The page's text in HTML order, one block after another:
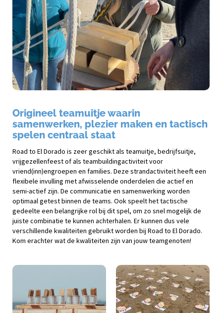
Origineel teamuitje waarin
samenwerken, plezier maken en tactisch
spelen centraal staat
Road to El Dorado is zeer geschikt als teamuitje, bedrijfsuitje,
vrijgezellenfeest of als teambuildingactiviteit voor
vriend(inn)engroepen en families. Deze strandactiviteit heeft een
flexibele invulling met afwisselende onderdelen die actief en
semi-actief zijn. De communicatie en samenwerking worden
optimaal getest binnen de teams. Ook speelt het tactische
gedeelte een belangrijke rol bij dit spel, om zo snel mogelijk de
juiste combinatie te kunnen achterhalen. Er kunnen dus vele
verschillende kwaliteiten gebruikt worden bij Road to El Dorado.
Kom erachter wat de kwaliteiten zijn van jouw teamgenoten!